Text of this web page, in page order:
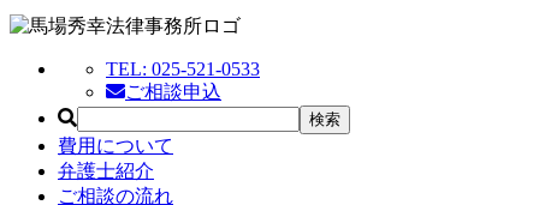
TEL: 025-521-0533
ご相談申込
費用について
弁護士紹介
ご相談の流れ